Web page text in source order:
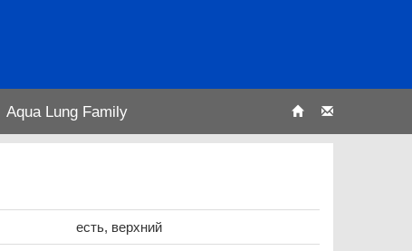
Aqua Lung Family
есть, верхний